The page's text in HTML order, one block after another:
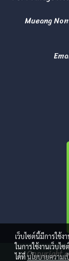
Mueang
Copyright
เว็บไซต์นี้มีการใช้
ในการใช้งานเว็บไ
ได้ที่นโยบายความ